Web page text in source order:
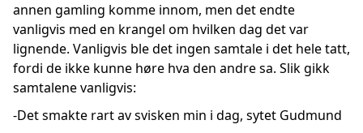
annen gamling komme innom, men det endte
vanligvis med en krangel om hvilken dag det var
lignende. Vanligvis ble det ingen samtale i det hele tatt,
fordi de ikke kunne høre hva den andre sa. Slik gikk
samtalene vanligvis:
-Det smakte rart av svisken min i dag, sytet Gudmund